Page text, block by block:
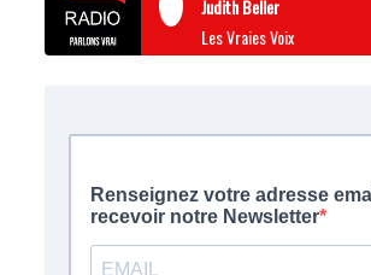
Judith Beller
Les Vraies Voix